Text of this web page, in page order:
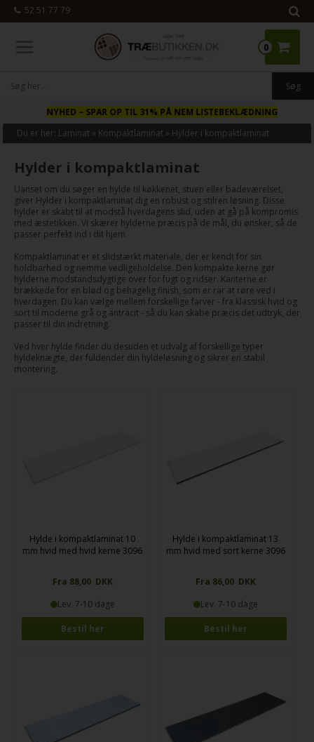
52 51 77 79
0
NYHED– SPAR OP TIL 31% PÅ NEM LISTEBEKLÆDNING
Du er her: Laminat » Kompaktlaminat » Hylder i kompaktlaminat
Hylder i kompaktlaminat
Uanset om du søger en hylde til køkkenet, stuen eller badeværelset,
giver Hylder i kompaktlaminat dig en robust og stilren løsning. Disse
hylder er skabt til at modstå hverdagens slid, uden at gå på kompromis
med æstetikken. Vi skærer hylderne præcis på de mål, du ønsker, så de
passer perfekt ind i dit hjem.
Kompaktlaminat er et slidstærkt materiale, der er kendt for sin
holdbarhed og nemme vedligeholdelse. Den kompakte kerne gør
hylderne modstandsdygtige over for fugt og ridser. Kanterne er
brækkede for en blød og behagelig finish, som er rar at røre ved i
hverdagen. Du kan vælge mellem forskellige farver - fra klassisk hvid og
sort til moderne grå og antracit - så du kan skabe præcis det udtryk, der
passer til din indretning.
Ved hver hylde finder du desuden et udvalg af forskellige typer
hyldeknægte, der fuldender din hyldeløsning og sikrer en stabil
montering.
Hylde i kompaktlaminat 10
mm hvid med hvid kerne 3096
Fra 88,00 DKK
Lev. 7-10 dage
Bestil her
Hylde i kompaktlaminat 13
mm hvid med sort kerne 3096
Fra 86,00 DKK
Lev. 7-10 dage
Bestil her